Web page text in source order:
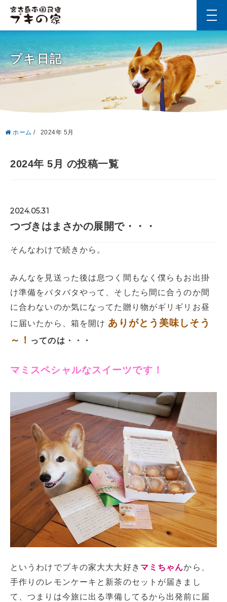
プキ日記
ホーム / 2024年 5月
2024年 5月 の投稿一覧
2024.05.31
つづきはまさかの展開で・・・
そんなわけで続きから。
みんなを見送った後は息つく間もなく僕らもお出掛
け準備をバタバタやって、そしたら間に合うのか間
に合わないのか気になってた贈り物がギリギリお昼
に届いたから、箱を開け ありがとう美味しそう
～！ ってのは・・・
マミスペシャルなスイーツです！
というわけでプキの家大大大好き マミちゃんから、
手作りのレモンケーキと新茶のセットが届きまし
て、つまりは今旅に出る準備してるから出発前に届
t
o
g
g
l
v
a